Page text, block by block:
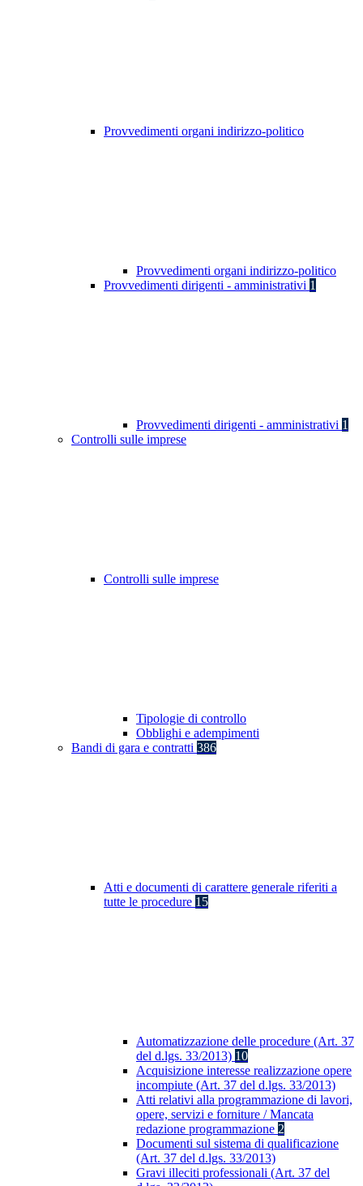
Provvedimenti organi indirizzo-politico
Provvedimenti organi indirizzo-politico
Provvedimenti dirigenti - amministrativi 1
Provvedimenti dirigenti - amministrativi 1
Controlli sulle imprese
Controlli sulle imprese
Tipologie di controllo
Obblighi e adempimenti
Bandi di gara e contratti 386
Atti e documenti di carattere generale riferiti a
tutte le procedure 15
Automatizzazione delle procedure (Art. 37
del d.lgs. 33/2013) 10
Acquisizione interesse realizzazione opere
incompiute (Art. 37 del d.lgs. 33/2013)
Atti relativi alla programmazione di lavori,
opere, servizi e forniture / Mancata
redazione programmazione 2
Documenti sul sistema di qualificazione
(Art. 37 del d.lgs. 33/2013)
Gravi illeciti professionali (Art. 37 del